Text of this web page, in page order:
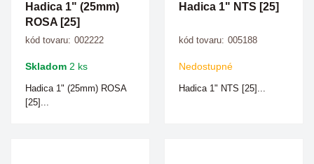
Hadica 1" (25mm)
ROSA [25]
kód tovaru: 002222
Skladom 2 ks
Hadica 1" (25mm) ROSA
[25]...
Hadica 1" NTS [25]
kód tovaru: 005188
Nedostupné
Hadica 1" NTS [25]...